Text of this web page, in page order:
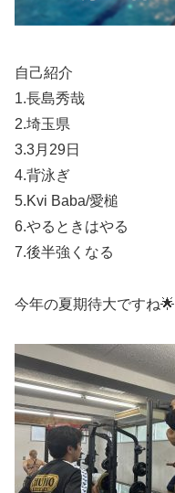
自己紹介
1.長島秀哉
2.埼玉県
3.3月29日
4.背泳ぎ
5.Kvi Baba/愛槌
6.やるときはやる
7.後半強くなる
今年の夏期待大ですね🌟